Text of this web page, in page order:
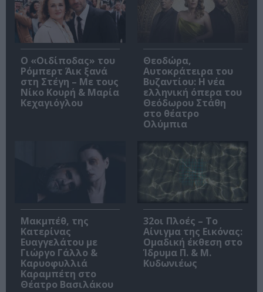
O «Οιδίποδας» του
Ρόμπερτ Άικ ξανά
στη Στέγη – Με τους
Νίκο Κουρή & Μαρία
Κεχαγιόγλου
Θεοδώρα,
Αυτοκράτειρα του
Βυζαντίου: Η νέα
ελληνική όπερα του
Θεόδωρου Στάθη
στο θέατρο
Ολύμπια
Μακμπέθ, της
Κατερίνας
Ευαγγελάτου με
Γιώργο Γάλλο &
Καρυοφυλλιά
Καραμπέτη στο
Θέατρο Βασιλάκου
32οι Πλοές – Το
Αίνιγμα της Εικόνας:
Ομαδική έκθεση στο
Ίδρυμα Π. & Μ.
Κυδωνιέως